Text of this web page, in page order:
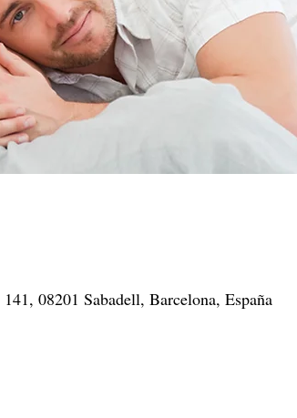
08201 Sabadell, Barcelona, España